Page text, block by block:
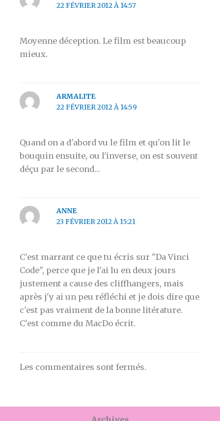
22 FÉVRIER 2012 À 14:57
Moyenne déception. Le film est beaucoup
mieux.
ARMALITE
22 FÉVRIER 2012 À 14:59
Quand on a d'abord vu le film et qu'on lit le
bouquin ensuite, ou l'inverse, on est souvent
déçu par le second…
ANNE
23 FÉVRIER 2012 À 15:21
C'est marrant ce que tu écris sur "Da Vinci
Code", perce que je l'ai lu en deux jours
justement a cause des cliffhangers, mais
après j'y ai un peu réfléchi et je dois dire que
c'est pas vraiment de la bonne litérature.
C'est comme du MacDo écrit.
Les commentaires sont fermés.